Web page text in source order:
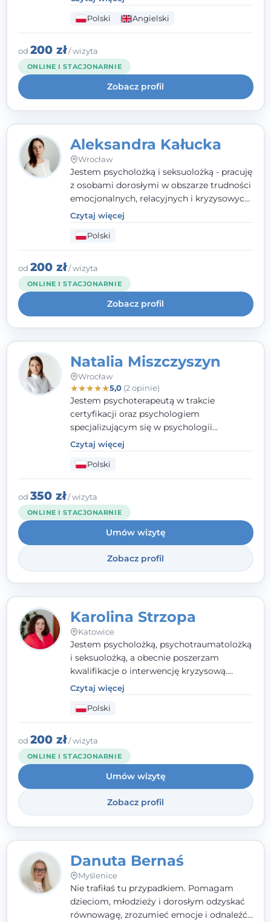
seksualnego, żałoby, kryzysów życiowych i
wypalenia zawodowego. Pracuję w języku
polskim i angielskim, w podejściu
humanistycznym, opartym na
partnerstwie i podmiotowości klienta.
Polski Angielski
od 200 zł/ wizyta
ONLINE I STACJONARNIE
Zobacz profil
Aleksandra Kałucka
Wrocław
Jestem psycholożką i seksuolożką - pracuję
z osobami dorosłymi w obszarze trudności
emocjonalnych, relacyjnych i kryzysowych,
w tym z osobami po doświadczeniach
przemocy. Ukończyłam psychologię
kliniczną oraz studia podyplomowe z
interwencji kryzysowej i seksuologii
klinicznej na SWPS we Wrocławiu. W pracy
kieruję się empatią, etyką zawodową i
uważnością na potrzeby klienta.
Czytaj więcej
Polski
od 200 zł/ wizyta
ONLINE I STACJONARNIE
Zobacz profil
Natalia Miszczyszyn
Wrocław
★★★★★5,0(2 opinie)
Jestem psychoterapeutą w trakcie
certyfikacji oraz psychologiem
specjalizującym się w psychologii
klinicznej. Ukończyłam również studia
podyplomowe z Praktycznej Diagnozy
Psychologicznej. Aktywnie uczestniczę w
działalności Polskiego Towarzystwa
Psychiatrycznego oraz Polskiego
Towarzystwa Psychologicznego, a także
jestem członkiem nadzwyczajnym
Wielkopolskiego Towarzystwa Terapii
Systemowej.
Czytaj więcej
Polski
od 350 zł/ wizyta
ONLINE I STACJONARNIE
Umów wizytę
Zobacz profil
Karolina Strzopa
Katowice
Jestem psycholożką, psychotraumatolożką
i seksuolożką, a obecnie poszerzam
kwalifikacje o interwencję kryzysową.
Pracuję w nurcie terapii trzeciej fali, łącząc
metody o potwierdzonej skuteczności.
Towarzyszę młodzieży, dorosłym i parom w
radzeniu sobie z bolesnymi
doświadczeniami tak, by mogli żyć pełniej.
Czytaj więcej
Polski
od 200 zł/ wizyta
ONLINE I STACJONARNIE
Umów wizytę
Zobacz profil
Danuta Bernaś
Myślenice
Nie trafiłaś tu przypadkiem. Pomagam
dzieciom, młodzieży i dorosłym odzyskać
równowagę, zrozumieć emocje i odnaleźć